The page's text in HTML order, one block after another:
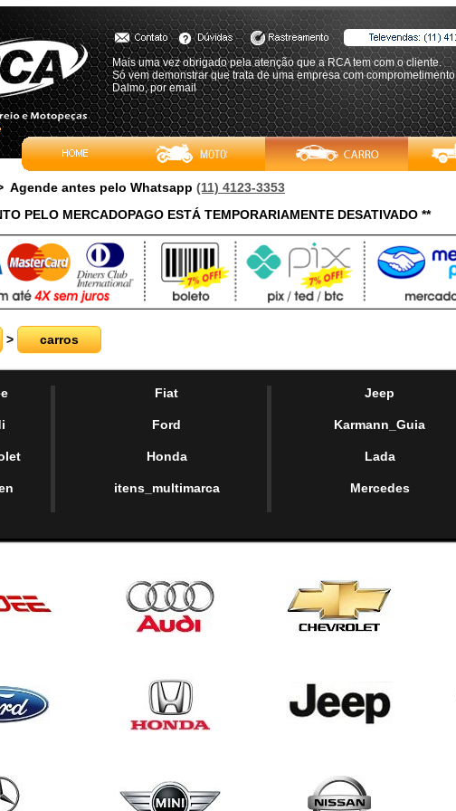
Mais uma vez obrigado pela atenção que a RCA tem com o cliente.
Só vem demonstrar que trata de uma empresa com comprometimento
Dalmo, por email
Agende antes pelo Whatsapp (11) 4123-3353
PELO MERCADOPAGO ESTÁ TEMPORARIAMENTE DESATIVADO **
> carros
Fiat
Ford
Honda
itens_multimarca
Jeep
Karmann_Guia
Lada
Mercedes